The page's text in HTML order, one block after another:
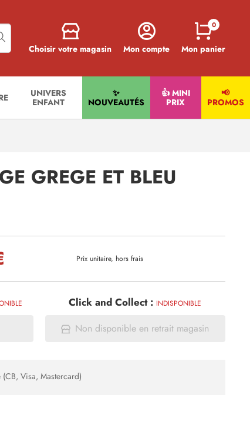
Choisir votre magasin Mon compte Mon panier
0
UNIVERS
ENFANT
✨
NOUVEAUTÉS
👍 MINI
PRIX
📢
PROMOS
GREGE ET BLEU
Prix unitaire, hors frais
Click and Collect : INDISPONIBLE
Non disponible en retrait magasin
Visa, Mastercard)